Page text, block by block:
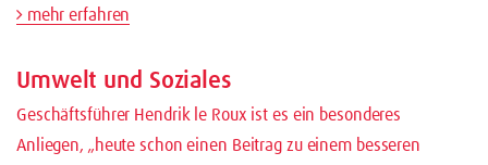
mehr erfahren
Umwelt und Soziales
Geschäftsführer Hendrik le Roux ist es ein besonderes
Anliegen, „heute schon einen Beitrag zu einem besseren